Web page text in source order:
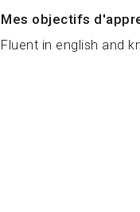
Mes objectifs
Fluent in english and